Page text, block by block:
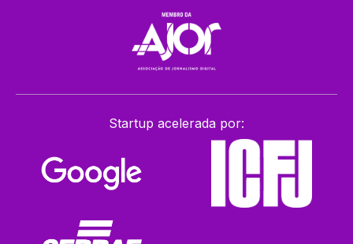
Startup acelerada por: